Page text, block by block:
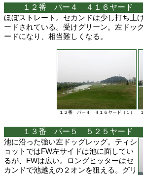
１２番 パー４ ４１６ヤード
ほぼストレート。セカンドは少し打ち上
ードされている。受けグリーン。左ドッ
ードになり、相当難しくなる。
１２番 パー４ ４１６ヤード（１）
１３番 パー５ ５２５ヤード
池に沿った強い左ドッグレッグ。ティシ
ョットではFW左サイドは池に面してい
るが、FWは広い。ロングヒッターはセ
カンドで池越えの２オンを狙える。グリ